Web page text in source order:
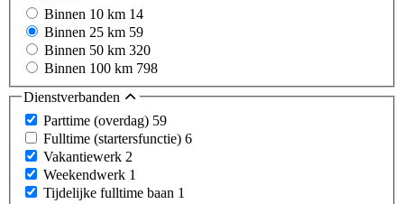
Binnen 10 km 14
Binnen 25 km 59
Binnen 50 km 320
Binnen 100 km 798
Dienstverbanden
Parttime (overdag) 59
Fulltime (startersfunctie) 6
Vakantiewerk 2
Weekendwerk 1
Tijdelijke fulltime baan 1